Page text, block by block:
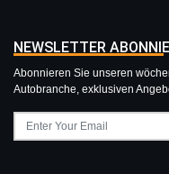
NEWSLETTER
Abonnieren Sie unseren
Autobranche, exklusiven